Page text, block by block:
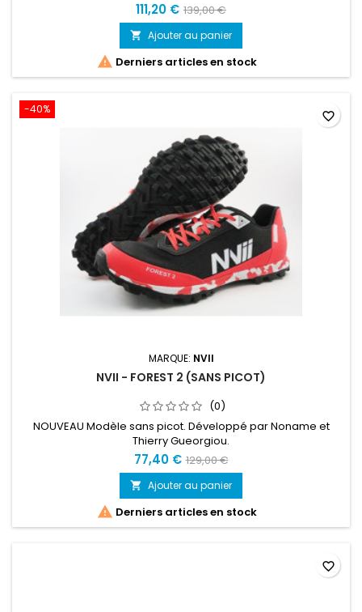
111,20 € 139,00 €
 Ajouter au panier
 Derniers articles en stock
-40%
MARQUE: NVII
NVII - FOREST 2 (SANS PICOT)
(0)
NOUVEAU Modèle sans picot. Développé par Noname et
Thierry Gueorgiou.
77,40 € 129,00 €
 Ajouter au panier
 Derniers articles en stock
favorite_border
favorite_border